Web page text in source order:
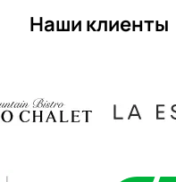
Наши клиенты